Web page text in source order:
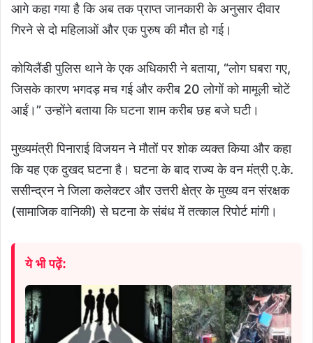
आगे कहा गया है कि अब तक प्राप्त जानकारी के अनुसार दीवार
गिरने से दो महिलाओं और एक पुरुष की मौत हो गई।
कोयिलैंडी पुलिस थाने के एक अधिकारी ने बताया, “लोग घबरा गए,
जिसके कारण भगदड़ मच गई और करीब 20 लोगों को मामूली चोटें
आईं।” उन्होंने बताया कि घटना शाम करीब छह बजे घटी।
मुख्यमंत्री पिनाराई विजयन ने मौतों पर शोक व्यक्त किया और कहा
कि यह एक दुखद घटना है। घटना के बाद राज्य के वन मंत्री ए.के.
ससीन्द्रन ने जिला कलेक्टर और उत्तरी क्षेत्र के मुख्य वन संरक्षक
(सामाजिक वानिकी) से घटना के संबंध में तत्काल रिपोर्ट मांगी।
ये भी पढ़ें: